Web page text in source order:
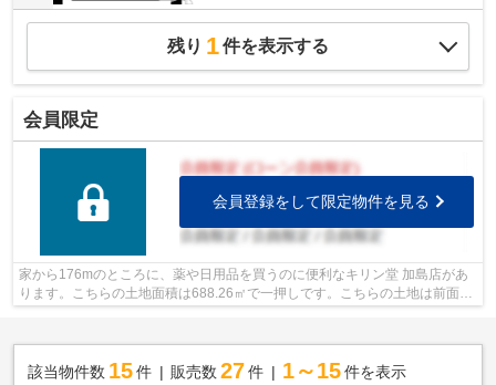
残り 1件を表示する
会員限定
会員登録をして限定物件を見る
家から176mのところに、薬や日用品を買うのに便利なキリン堂 加島店があ
ります。こちらの土地面積は688.26㎡で一押しです。こちらの土地は前面道
路6m以上です。駅まで徒歩14分でアクセ...
該当物件数 15件 販売数 27 件 1～15 件を表示